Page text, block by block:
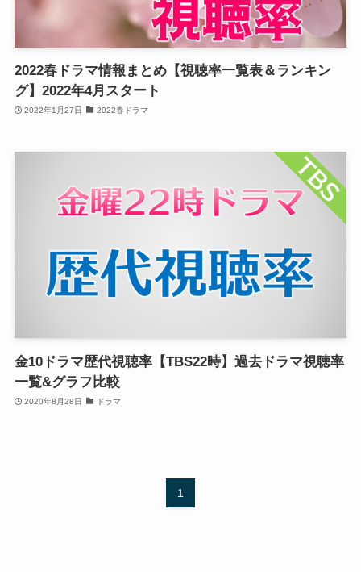
2022春ドラマ情報まとめ【視聴率一覧表＆ランキン
グ】2022年4月スタート
2022年1月27日 2022春ドラマ
金10ドラマ歴代視聴率【TBS22時】過去ドラマ視聴率
一覧&グラフ比較
2020年8月28日 ドラマ
1